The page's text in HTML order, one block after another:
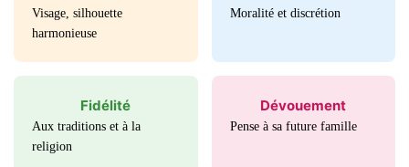
Visage, silhouette
harmonieuse
Moralité et discrétion
Fidélité
Aux traditions et à la
religion
Dévouement
Pense à sa future famille